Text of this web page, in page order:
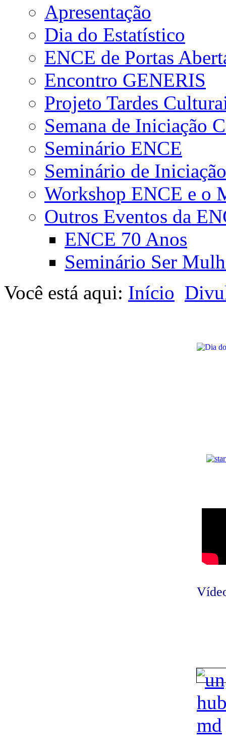
Apresentação
Dia do Estatístico
ENCE de Portas
Encontro GENERIS
Projeto Tardes
Semana de Iniciação
Seminário ENCE
Seminário de
Workshop ENCE e o
Outros Eventos da
ENCE 70 Anos
Seminário Ser
Você está aqui: Início